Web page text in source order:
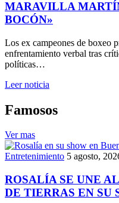
MARAVILLA
BOCÓN»
Los ex campeones de boxeo
enfrentamiento verbal tras
políticas…
Leer noticia
Famosos
Ver mas
Entretenimiento 5 agosto,
ROSALÍA SE UNE
DE TIERRAS EN SU